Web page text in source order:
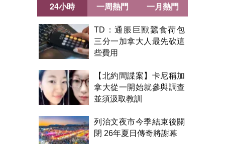
24小時
TD：通脹巨獸蠶食荷包
三分一加拿大人最先砍這
些費用
【北約間諜案】卡尼稱加
拿大從一開始就參與調查
並須汲取教訓
列治文夜市今季結束後關
閉 26年夏日傳奇將謝幕
一周熱門 一月熱門